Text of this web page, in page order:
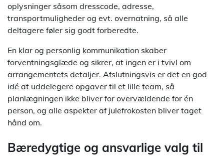
oplysninger såsom dresscode, adresse,
transportmuligheder og evt. overnatning, så alle
deltagere føler sig godt forberedte.
En klar og personlig kommunikation skaber
forventningsglæde og sikrer, at ingen er i tvivl om
arrangementets detaljer. Afslutningsvis er det en god
idé at uddelegere opgaver til et lille team, så
planlægningen ikke bliver for overvældende for én
person, og alle aspekter af julefrokosten bliver taget
hånd om.
Bæredygtige og ansvarlige valg til